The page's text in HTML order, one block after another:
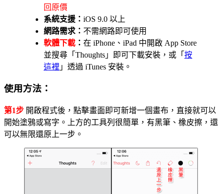
回原價
系統支援： iOS 9.0 以上
網路需求： 不需網路即可使用
軟體下載 ： 在 iPhone、iPad 中開啟 App Store
並搜尋「Thoughts」即可下載安裝，或「 按
這裡 」透過 iTunes 安裝。
使用方法：
第1步 開啟程式後，點擊畫面即可新增一個畫布，直接就可以
開始塗鴉或寫字。上方的工具列很簡單，有黑筆、橡皮擦，還
可以無限還原上一步。